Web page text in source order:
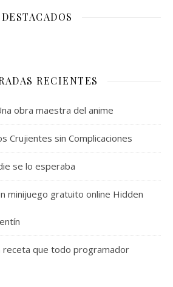
DESTACADOS
RECIENTES
obra maestra del anime
Crujientes sin Complicaciones
se lo esperaba
minijuego gratuito online Hidden
receta que todo programador